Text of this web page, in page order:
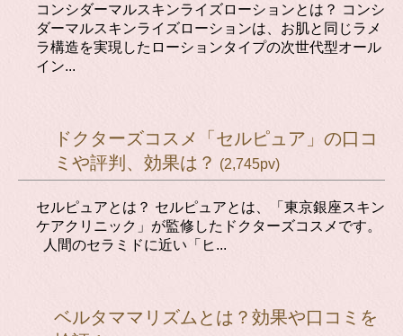
コンシダーマルスキンライズローションとは？ コンシ
ダーマルスキンライズローションは、お肌と同じラメ
ラ構造を実現したローションタイプの次世代型オール
イン...
ドクターズコスメ「セルピュア」の口コ
ミや評判、効果は？ (2,745pv)
セルピュアとは？ セルピュアとは、「東京銀座スキン
ケアクリニック」が監修したドクターズコスメです。
人間のセラミドに近い「ヒ...
ベルタママリズムとは？効果や口コミを